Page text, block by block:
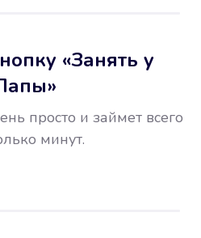
«Занять у
просто и займет всего
минут.